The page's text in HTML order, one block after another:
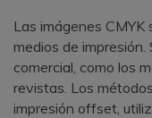
Las imágenes
medios de
comercial, como los
revistas. Los
impresión offset,